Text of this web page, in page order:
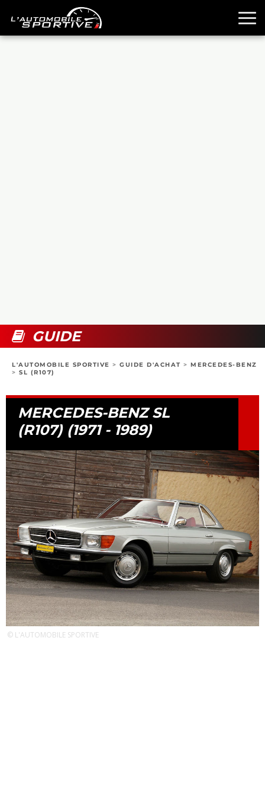
BOUTIQUE
GUIDE
L'AUTOMOBILE SPORTIVE > GUIDE D'ACHAT > MERCEDES-BENZ
> SL (R107)
MERCEDES-BENZ SL
(R107) (1971 - 1989)
© L'AUTOMOBILE SPORTIVE